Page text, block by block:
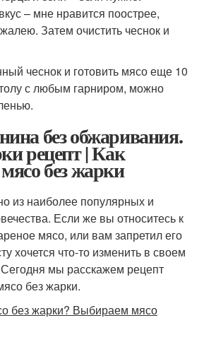
– мне нравится поострее,
Затем очистить чеснок и
чеснок и готовить мясо еще 10
с любым гарниром, можно
без обжаривания.
рецепт | Как
без жарки
из наиболее популярных и
Если же вы относитесь к
мясо, или вам запретил его
хочется что-то изменить в своем
мы расскажем рецепт
без жарки.
без жарки? Выбираем мясо